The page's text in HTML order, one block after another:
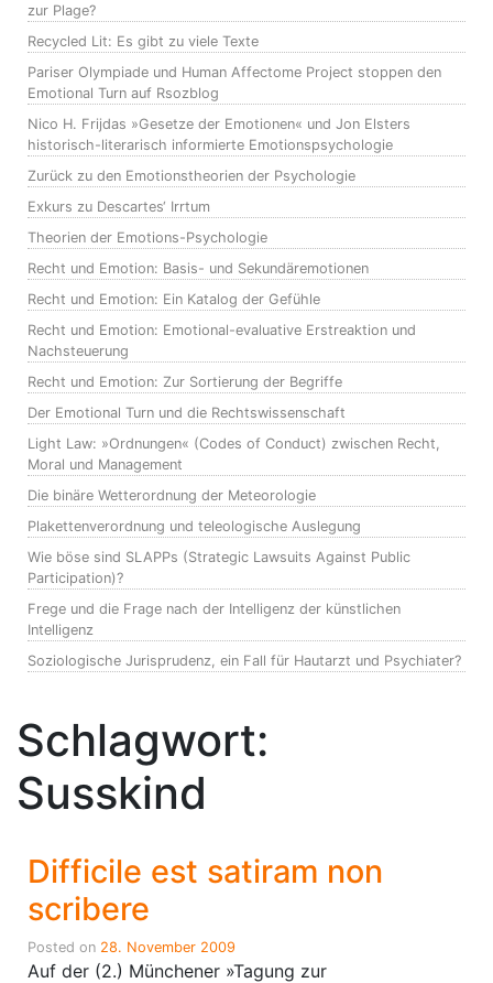
zur Plage?
Recycled Lit: Es gibt zu viele Texte
Pariser Olympiade und Human Affectome Project stoppen den
Emotional Turn auf Rsozblog
Nico H. Frijdas »Gesetze der Emotionen« und Jon Elsters
historisch-literarisch informierte Emotionspsychologie
Zurück zu den Emotionstheorien der Psychologie
Exkurs zu Descartes‘ Irrtum
Theorien der Emotions-Psychologie
Recht und Emotion: Basis- und Sekundäremotionen
Recht und Emotion: Ein Katalog der Gefühle
Recht und Emotion: Emotional-evaluative Erstreaktion und
Nachsteuerung
Recht und Emotion: Zur Sortierung der Begriffe
Der Emotional Turn und die Rechtswissenschaft
Light Law: »Ordnungen« (Codes of Conduct) zwischen Recht,
Moral und Management
Die binäre Wetterordnung der Meteorologie
Plakettenverordnung und teleologische Auslegung
Wie böse sind SLAPPs (Strategic Lawsuits Against Public
Participation)?
Frege und die Frage nach der Intelligenz der künstlichen
Intelligenz
Soziologische Jurisprudenz, ein Fall für Hautarzt und Psychiater?
Schlagwort:
Susskind
Difficile est satiram non
scribere
Posted on 28. November 2009
Auf der (2.) Münchener »Tagung zur